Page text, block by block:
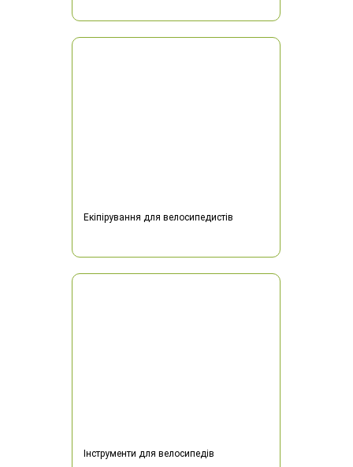
Екіпірування для велосипедистів
Інструменти для велосипедів